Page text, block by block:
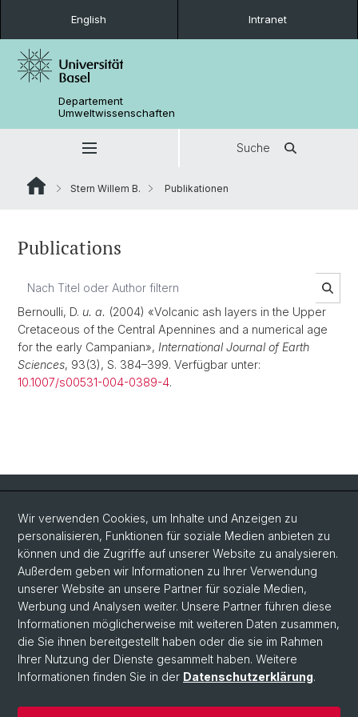
English Intranet
Departement
Umweltwissenschaften
Suche
Stern Willem B. Publikationen
Publications
Bernoulli, D. u. a. (2004) «Volcanic ash layers in the Upper
Cretaceous of the Central Apennines and a numerical age
for the early Campanian», International Journal of Earth
Sciences, 93(3), S. 384–399. Verfügbar unter:
10.1007/s00531-004-0389-4.
Quick Links
Kontakt
Wichtige Links & Fotogalerie
Social Media
Instagram
Wir verwenden Cookies, um Inhalte und Anzeigen zu
personalisieren, Funktionen für soziale Medien anbieten zu
können und die Zugriffe auf unserer Website zu analysieren.
Außerdem geben wir Informationen zu Ihrer Verwendung
unserer Website an unsere Partner für soziale Medien,
Werbung und Analysen weiter. Unsere Partner führen diese
Informationen möglicherweise mit weiteren Daten zusammen,
die Sie ihnen bereitgestellt haben oder die sie im Rahmen
Ihrer Nutzung der Dienste gesammelt haben. Weitere
Informationen finden Sie in der Datenschutzerklärung.